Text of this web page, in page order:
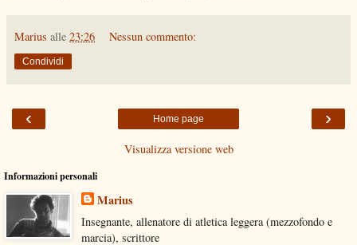
Marius alle 23:26 Nessun commento:
Condividi
‹ ›
Home page
Visualizza versione web
Informazioni personali
Marius
Insegnante, allenatore di atletica leggera (mezzofondo e
marcia), scrittore